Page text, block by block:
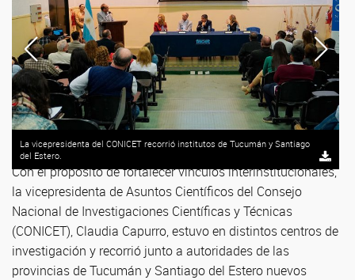
La vicepresidenta del CONICET recorrió institutos de Tucumán y Santiago
del Estero.
Con el propósito de fortalecer vínculos interinstitucionales,
la vicepresidenta de Asuntos Científicos del Consejo
Nacional de Investigaciones Científicas y Técnicas
(CONICET), Claudia Capurro, estuvo en distintos centros de
investigación y recorrió junto a autoridades de las
provincias de Tucumán y Santiago del Estero nuevos